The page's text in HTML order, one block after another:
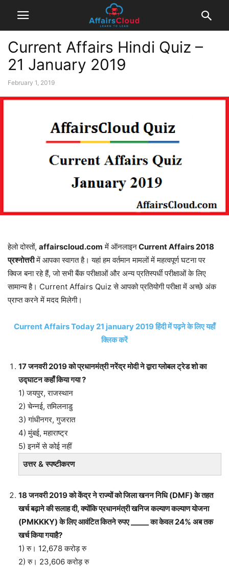
Current Affairs Hindi Quiz –
21 January 2019
February 1, 2019
हेलो दोस्तों, affairscloud.com में ऑनलाइनCurrent Affairs 2018
प्रश्नोत्तरीमें आपका स्वागत है। यहां हम वर्तमान मामलों में महत्वपूर्ण घटना पर
क्विज बना रहे हैं, जो सभी बैंक परीक्षाओं और अन्य प्रतिस्पर्धी परीक्षाओं के लिए
सामान्य है। Current Affairs Quiz से आपको प्रतियोगी परीक्षा में अच्छे अंक
प्राप्त करने में मदद मिलेगी।
Current Affairs Today 21 january 2019 हिंदी में पढ़ने के लिए यहाँ
क्लिक करें
17 जनवरी 2019 को प्रधानमंत्री नरेंद्र मोदी ने द्वारा ग्लोबल ट्रेड शो का
उद्घाटन कहाँ किया गया ?
1) जयपुर, राजस्थान
2) चेन्नई, तमिलनाडु
3) गांधीनगर, गुजरात
4) मुंबई, महाराष्ट्र
5) इनमें से कोई नहीं
उत्तर & स्पष्टीकरण
18 जनवरी 2019 को केंद्र ने राज्यों को जिला खनन निधि (DMF) के तहत
खर्च बढ़ाने की सलाह दी, क्योंकि प्रधानमंत्री खनिज कल्याण कल्याण योजना
(PMKKKY) के लिए आवंटित कितने रुपए _____ का केवल 24% अब तक
खर्च किया गयाहै?
1) रु। 12,678 करोड़ रु
2) रु। 23,606 करोड़ रु